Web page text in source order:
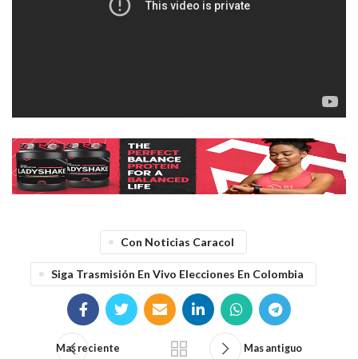
Con Noticias Caracol
Siga Trasmisión En Vivo Elecciones En Colombia
Mas reciente Mas antiguo